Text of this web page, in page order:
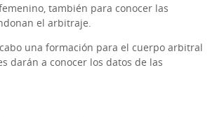
también para conocer las
el arbitraje.
una formación para el cuerpo arbitral
darán a conocer los datos de las